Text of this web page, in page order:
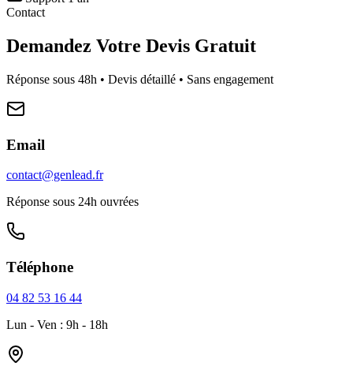
Contact
Demandez Votre Devis Gratuit
Réponse sous 48h • Devis détaillé • Sans engagement
Email
contact@genlead.fr
Réponse sous 24h ouvrées
Téléphone
04 82 53 16 44
Lun - Ven : 9h - 18h